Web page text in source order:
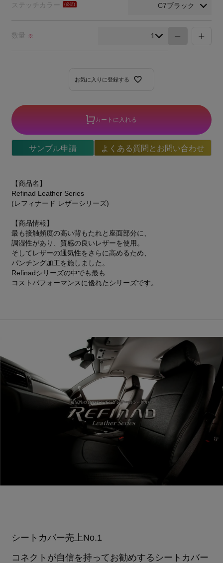
ステッチカラー
お気に入りに登録する
数量 ※
カートに入れる
サンプル申請 よくある質問とお問い合わせ
【商品名】
Refinad Leather Series
(レフィナード レザーシリーズ)
【商品情報】
最も接触頻度の高い背もたれと座面部分に、
調湿性があり、質感の良いレザーを使用。
そしてレザーの通気性をさらに高めるため、
パンチング加工を施しました。
Refinadシリーズの中でも最も
コストパフォーマンスに優れたシリーズです。
シートカバー売上No.1
コネクトが自信を持ってお勧めするシートカバー